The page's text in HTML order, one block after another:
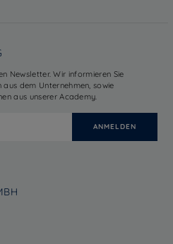
Newsletter. Wir informieren Sie
dem Unternehmen, sowie
aus unserer Academy.